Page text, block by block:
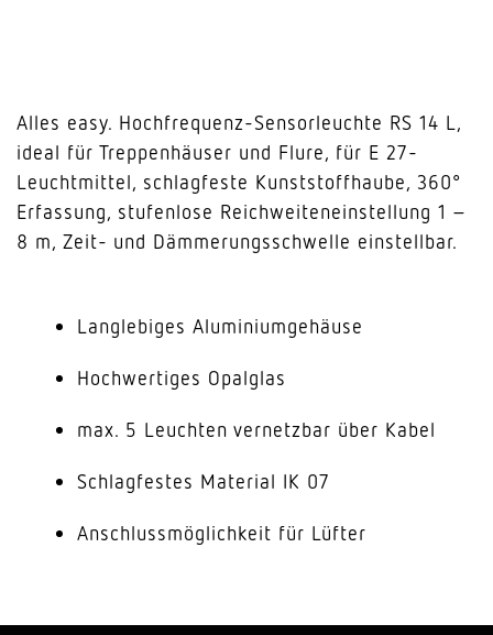
Alles easy. Hochfrequenz-Sensorleuchte RS 14 L,
ideal für Treppenhäuser und Flure, für E 27-
Leuchtmittel, schlagfeste Kunststoffhaube, 360°
Erfassung, stufenlose Reichweiteneinstellung 1 –
8 m, Zeit- und Dämmerungsschwelle einstellbar.
Langlebiges Aluminiumgehäuse
Hochwertiges Opalglas
max. 5 Leuchten vernetzbar über Kabel
Schlagfestes Material IK 07
Anschlussmöglichkeit für Lüfter